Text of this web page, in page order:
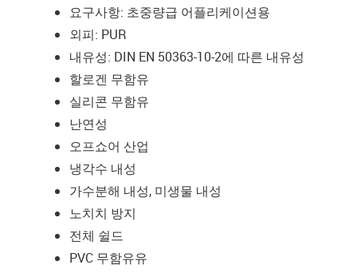
요구사항: 초중량급 어플리케이션용
외피: PUR
내유성: DIN EN 50363-10-2에 따른 내유성
할로겐 무함유
실리콘 무함유
난연성
오프쇼어 산업
냉각수 내성
가수분해 내성, 미생물 내성
노치치 방지
전체 쉴드
PVC 무함유유